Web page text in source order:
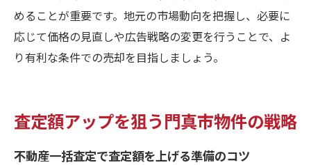
めることが重要です。地元の市場動向を把握し、必要に
応じて価格の見直しや広告戦略の変更を行うことで、よ
り有利な条件での売却を目指しましょう。
査定額アップを狙う門真市物件の戦略
不動産一括査定で査定額を上げる準備のコツ